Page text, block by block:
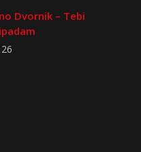
Dvornik – Tebi
26